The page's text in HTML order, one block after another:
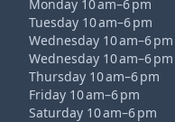
Monday 10 am–6 pm
Tuesday 10 am–6 pm
Wednesday 10 am–6 pm
Wednesday 10 am–6 pm
Thursday 10 am–6 pm
Friday 10 am–6 pm
Saturday 10 am–6 pm